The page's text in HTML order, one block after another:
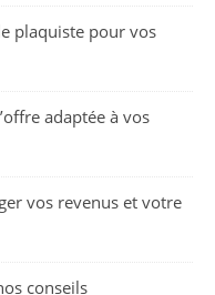
plaquiste pour vos
adaptée à vos
vos revenus et votre
conseils